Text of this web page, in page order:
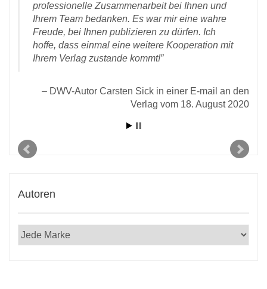
professionelle Zusammenarbeit bei Ihnen und
Ihrem Team bedanken. Es war mir eine wahre
Freude, bei Ihnen publizieren zu dürfen. Ich
hoffe, dass einmal eine weitere Kooperation mit
Ihrem Verlag zustande kommt!
DWV-Autor Carsten Sick in einer E-mail an den
Verlag vom 18. August 2020
Autoren